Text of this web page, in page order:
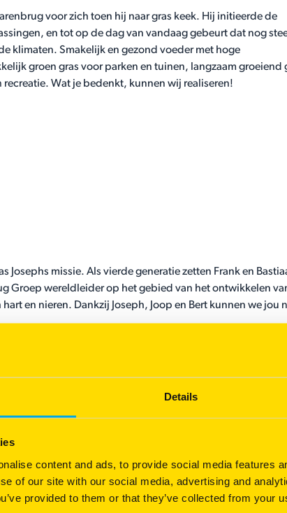
Details
content and ads, to provide social media features
of our site with our social media, advertising and
provided to them or that they’ve collected from your
voor zich toen hij naar gras keek. Hij initieerde de
en tot op de dag van vandaag gebeurt dat nog
klimaten. Smakelijk en gezond voeder met hoge
groen gras voor parken en tuinen, langzaam groeiend
Wat je bedenkt, kunnen wij realiseren!
missie. Als vierde generatie zetten Frank en
Groep wereldleider op het gebied van het ontwikkelen
en nieren. Dankzij Joseph, Joop en Bert kunnen we jou
eigenschappen die Barenbrug anders maken dan anderen.
doorgeven. Hierdoor hebben we een sterke
stabiliteit en groei. Zo werken we duurzamer en
wortels in de gemeenschap. Daardoor genieten we veel
integriteit, gebaseerd op onze familiewaarden. Zo